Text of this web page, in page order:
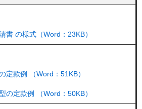
書 の様式（Word：23KB）
定款例 （Word：51KB）
の定款例 （Word：50KB）